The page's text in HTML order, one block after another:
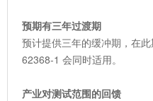
预期有三年过渡期
预计提供三年的缓冲期，在
62368-1 会同时适用。
产业对测试范围的回馈